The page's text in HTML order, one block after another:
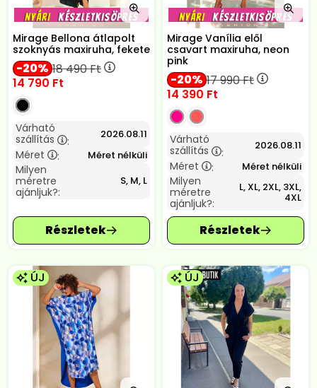
Mirage Bellona átlapolt
szoknyás maxiruha, fekete
20 18 490Ft
14 790 Ft
Várható
szállítás
: 2026.08.11
Méret : Méret nélküli
Milyen
méretre
ajánljuk?:
S, M, L
Mirage Vanília elől
csavart maxiruha, neon
pink
20 17 990Ft
14 390 Ft
Várható
szállítás
: 2026.08.11
Méret : Méret nélküli
Milyen
méretre
ajánljuk?:
L, XL, 2XL, 3XL,
4XL
ÚJ ÚJ